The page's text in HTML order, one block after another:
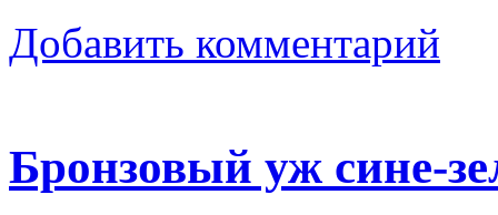
Добавить комментарий
Бронзовый уж сине-